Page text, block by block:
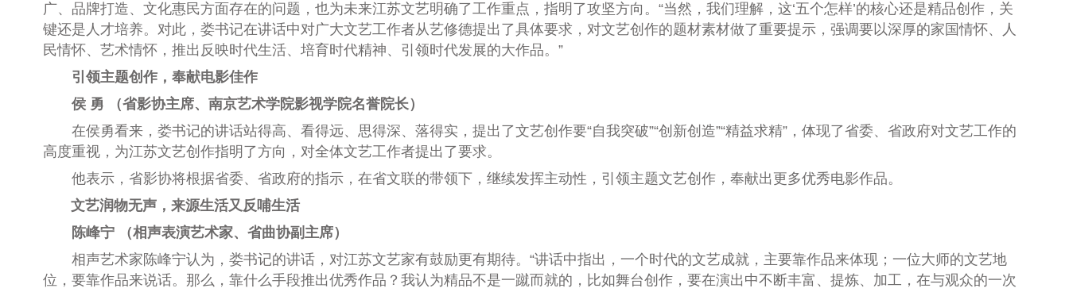
广、品牌打造、文化惠民方面存在的问题，也为未来江苏文艺明确了工作重点，指明了攻坚方向。“当然，我们理解，这‘五个怎样’的核心还是精品创作，关
键还是人才培养。对此，娄书记在讲话中对广大文艺工作者从艺修德提出了具体要求，对文艺创作的题材素材做了重要提示，强调要以深厚的家国情怀、人
民情怀、艺术情怀，推出反映时代生活、培育时代精神、引领时代发展的大作品。”
引领主题创作，奉献电影佳作
侯 勇 （省影协主席、南京艺术学院影视学院名誉院长）
在侯勇看来，娄书记的讲话站得高、看得远、思得深、落得实，提出了文艺创作要“自我突破”“创新创造”“精益求精”，体现了省委、省政府对文艺工作的
高度重视，为江苏文艺创作指明了方向，对全体文艺工作者提出了要求。
他表示，省影协将根据省委、省政府的指示，在省文联的带领下，继续发挥主动性，引领主题文艺创作，奉献出更多优秀电影作品。
文艺润物无声， 来源生活又反哺生活
陈峰宁 （相声表演艺术家、省曲协副主席）
相声艺术家陈峰宁认为，娄书记的讲话，对江苏文艺家有鼓励更有期待。“讲话中指出，一个时代的文艺成就，主要靠作品来体现；一位大师的文艺地
位，要靠作品来说话。那么，靠什么手段推出优秀作品？我认为精品不是一蹴而就的，比如舞台创作，要在演出中不断丰富、提炼、加工，在与观众的一次